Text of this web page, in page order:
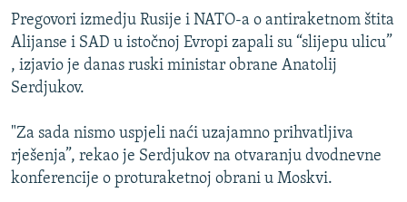
FOTOGALERIJE
INFOGRAFIKE
RAT U UKRAJINI
KINA NA BALKANU
RSE PRIČE IZ SVIJETA
ISPRIČAJ MI
DNEVNO@RSE
SPECIJALI RSE
Pregovori izmedju Rusije i NATO-a o antiraketnom štita
Alijanse i SAD u istočnoj Evropi zapali su “slijepu ulicu”
, izjavio je danas ruski ministar obrane Anatolij
Serdjukov.
"Za sada nismo uspjeli naći uzajamno prihvatljiva
rješenja”, rekao je Serdjukov na otvaranju dvodnevne
konferencije o proturaketnoj obrani u Moskvi.